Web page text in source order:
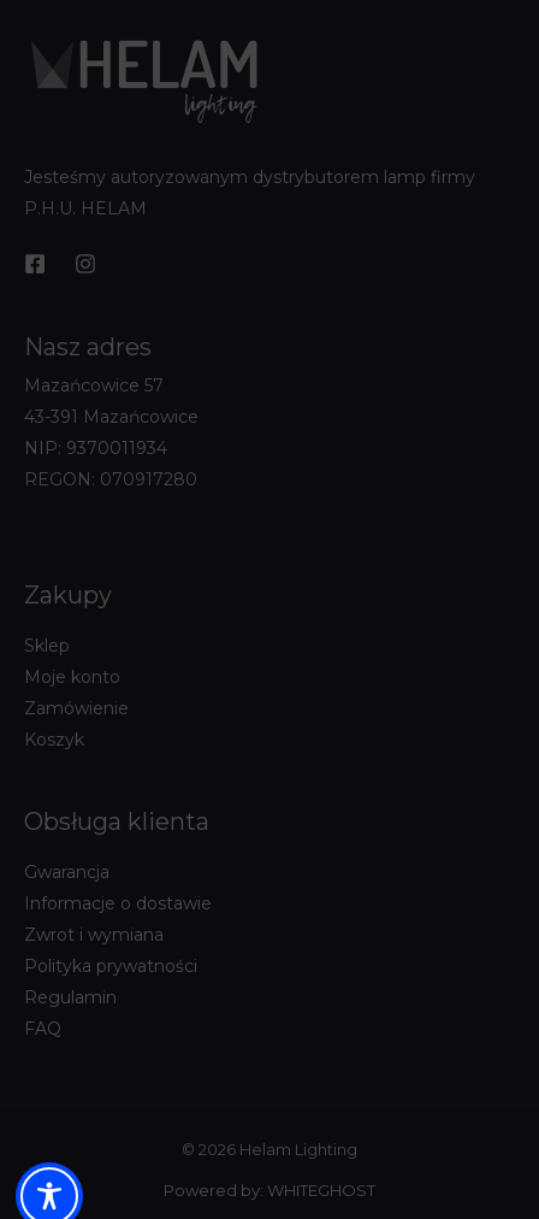
Jesteśmy autoryzowanym dystrybutorem lamp firmy
P.H.U. HELAM
Nasz adres
Mazańcowice 57
43-391 Mazańcowice
NIP: 9370011934
REGON: 070917280
Zakupy
Sklep
Moje konto
Zamówienie
Koszyk
Obsługa klienta
Gwarancja
Informacje o dostawie
Zwrot i wymiana
Polityka prywatności
Regulamin
FAQ
© 2026 Helam Lighting
Powered by: WHITEGHOST